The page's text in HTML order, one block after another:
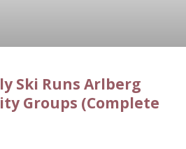
Ski Runs Arlberg
Groups (Complete